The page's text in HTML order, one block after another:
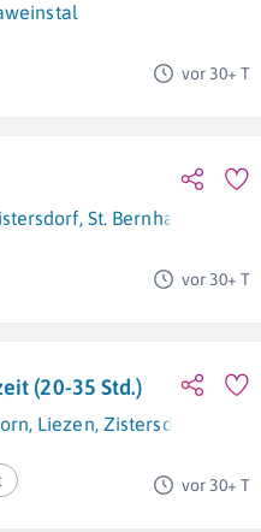
vor 30+ T
, St. Bernhard-
vor 30+ T
(20-35 Std.)
, Liezen, Zistersdorf
vor 30+ T